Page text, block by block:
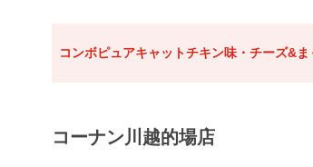
コンボピュアキャットチキン味・チーズ&
コーナン川越的場店